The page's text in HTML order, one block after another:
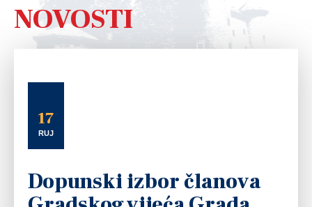
NOVOSTI
17
RUJ
Dopunski izbor članova